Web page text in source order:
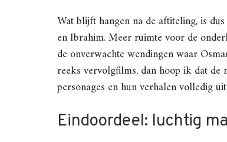
Wat blijft hangen na de aftiteling, is
en Ibrahim. Meer ruimte voor de
de onverwachte wendingen waar
reeks vervolgfilms, dan hoop ik dat
personages en hun verhalen volledig
Eindoordeel: luchtig